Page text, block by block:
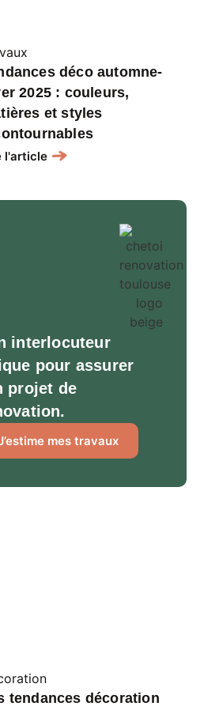
déco automne-
2025 : couleurs,
et styles
l'article
interlocuteur
pour assurer
projet de
mes travaux
tendances décoration